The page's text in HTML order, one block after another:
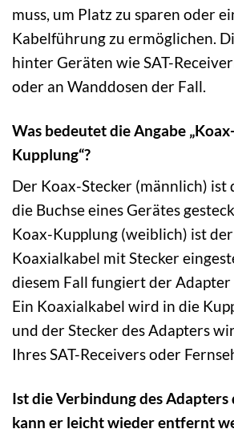
muss, um Platz zu sparen oder
Kabelführung zu ermöglichen.
hinter Geräten wie SAT-
oder an Wanddosen der Fall.
Was bedeutet die Angabe
Kupplung“?
Der Koax-Stecker (männlich) ist
die Buchse eines Gerätes
Koax-Kupplung (weiblich) ist
Koaxialkabel mit Stecker
diesem Fall fungiert der
Ein Koaxialkabel wird in die
und der Stecker des Adapters
Ihres SAT-Receivers oder
Ist die Verbindung des
kann er leicht wieder entfernt